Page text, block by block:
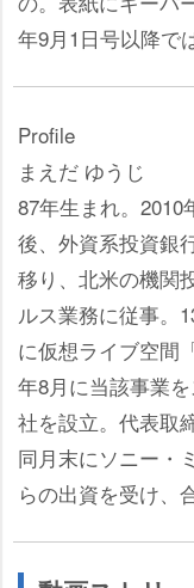
年9月1日号以降で
Profile
まえだ ゆうじ
87年生まれ。2010
後、外資系投資銀
移り、北米の機関
ルス業務に従事。
に仮想ライブ空間
年8月に当該事業
社を設立。代表取
同月末にソニー・
らの出資を受け、